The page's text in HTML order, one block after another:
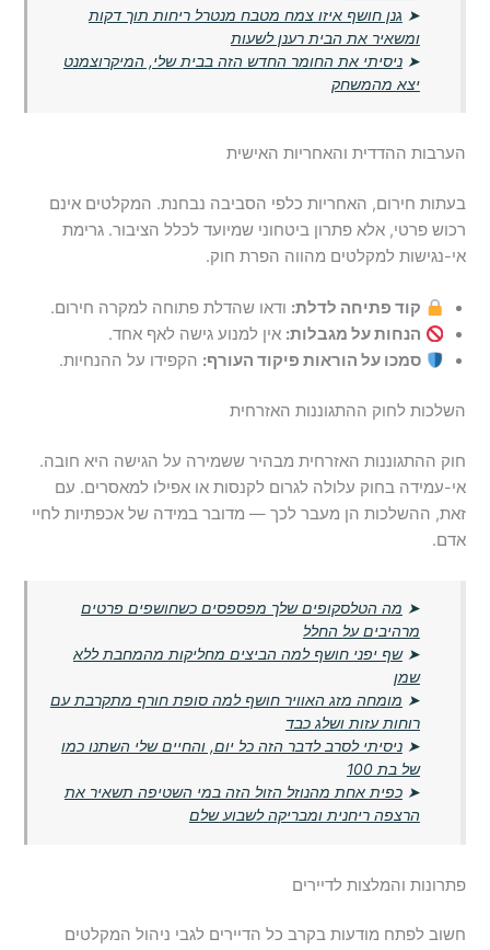
➤ גנן חושף איזו צמח מטבח מנטרל ריחות תוך דקות
ומשאיר את הבית רענן לשעות
➤ניסיתי את החומר החדש הזה בבית שלי, המיקרוצמנט
יצא מהמשחק
הערבות ההדדית והאחריות האישית
בעתות חירום, האחריות כלפי הסביבה נבחנת. המקלטים אינם
רכוש פרטי, אלא פתרון ביטחוני שמיועד לכלל הציבור. גרימת
אי-נגישות למקלטים מהווה הפרת חוק.
קוד פתיחה לדלת: ודאו שהדלת פתוחה למקרה חירום.
הנחות על מגבלות: אין למנוע גישה לאף אחד.
סמכו על הוראות פיקוד העורף: הקפידו על ההנחיות.
השלכות לחוק ההתגוננות האזרחית
חוק ההתגוננות האזרחית מבהיר ששמירה על הגישה היא חובה.
אי-עמידה בחוק עלולה לגרום לקנסות או אפילו למאסרים. עם
זאת, ההשלכות הן מעבר לכך — מדובר במידה של אכפתיות לחיי
אדם.
➤ מה הטלסקופים שלך מפספסים כשחושפים פרטים
מרהיבים על החלל
➤שף יפני חושף למה הביצים מחליקות מהמחבת ללא
שמן
➤ מומחה מזג האוויר חושף למה סופת חורף מתקרבת עם
רוחות עזות ושלג כבד
➤ניסיתי לסרב לדבר הזה כל יום, והחיים שלי השתנו כמו
של בת 100
➤כפית אחת מהנוזל הזול הזה במי השטיפה תשאיר את
הרצפה ריחנית ומבריקה לשבוע שלם
פתרונות והמלצות לדיירים
חשוב לפתח מודעות בקרב כל הדיירים לגבי ניהול המקלטים